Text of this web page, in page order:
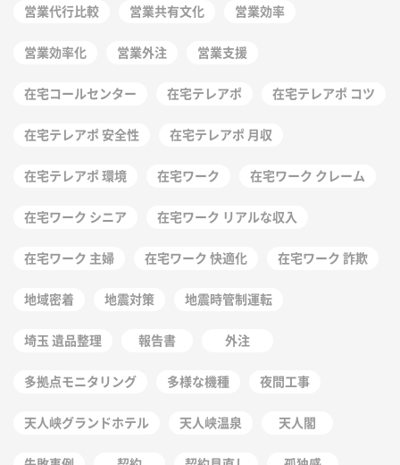
営業代行比較 営業共有文化 営業効率
営業効率化 営業外注 営業支援
在宅コールセンター 在宅テレアポ 在宅テレアポ コツ
在宅テレアポ 安全性 在宅テレアポ 月収
在宅テレアポ 環境 在宅ワーク 在宅ワーク クレーム
在宅ワーク シニア 在宅ワーク リアルな収入
在宅ワーク 主婦 在宅ワーク 快適化 在宅ワーク 詐欺
地域密着 地震対策 地震時管制運転
埼玉 遺品整理 報告書 外注
多拠点モニタリング 多様な機種 夜間工事
天人峡グランドホテル 天人峡温泉 天人閣